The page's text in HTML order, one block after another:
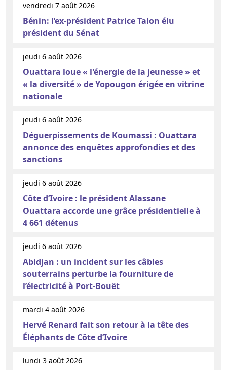
vendredi 7 août 2026
Bénin: l’ex-président Patrice Talon élu
président du Sénat
jeudi 6 août 2026
Ouattara loue « l'énergie de la jeunesse » et
« la diversité » de Yopougon érigée en vitrine
nationale
jeudi 6 août 2026
Déguerpissements de Koumassi : Ouattara
annonce des enquêtes approfondies et des
sanctions
jeudi 6 août 2026
Côte d’Ivoire : le président Alassane
Ouattara accorde une grâce présidentielle à
4 661 détenus
jeudi 6 août 2026
Abidjan : un incident sur les câbles
souterrains perturbe la fourniture de
l’électricité à Port-Bouët
mardi 4 août 2026
Hervé Renard fait son retour à la tête des
Éléphants de Côte d’Ivoire
lundi 3 août 2026